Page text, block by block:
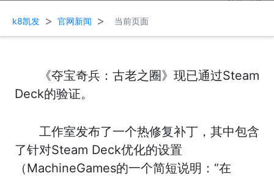
k8凯发 > 官网新闻 > 当前页面
《夺宝奇兵：古老之圈》现已通过Steam
Deck的验证。
工作室发布了一个热修复补丁，其中包含
了针对Steam Deck优化的设置
（MachineGames的一个简短说明：“在